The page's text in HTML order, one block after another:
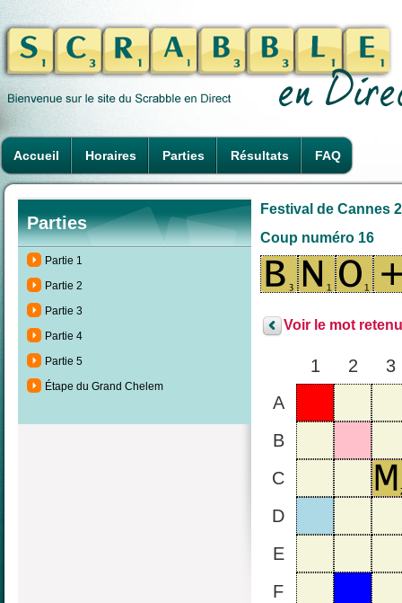
Accueil Horaires Parties Résultats FAQ
Parties
Partie 1
Partie 2
Partie 3
Partie 4
Partie 5
Étape du Grand Chelem
Festival de Cannes
Coup numéro 16
Voir le mot
1 2
3
A
B
C
D
E
F